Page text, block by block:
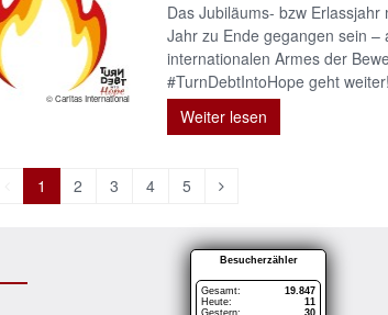
© Caritas International
Das Jubiläums- bzw Erlassjahr
Jahr zu Ende gegangen sein –
internationalen Armes der
#TurnDebtIntoHope geht
Weiter lesen
Vorherige
Seite
1 2 3 4 5
Nächste
Besucherzähler
Gesamt:
19.847
Heute:
11
Gestern:
30